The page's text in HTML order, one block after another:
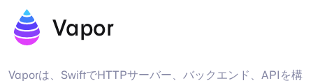
Vapor
Vaporは、SwiftでHTTPサーバー、バックエンド、APIを構